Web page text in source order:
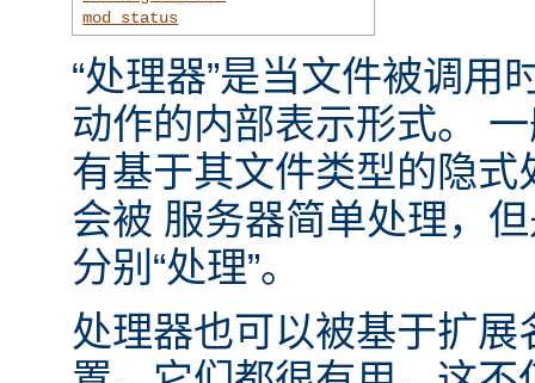
mod_status
“处理器”是当文件被调用
动作的内部表示形式。
有基于其文件类型的隐
会被 服务器简单处理，
分别“处理”。
处理器也可以被基于扩